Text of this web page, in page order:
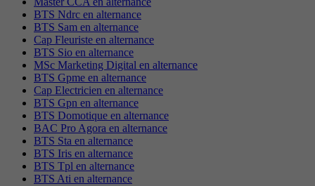
BTS Ndrc en alternance
BTS Sam en alternance
Cap Fleuriste en alternance
BTS Sio en alternance
MSc Marketing Digital en alternance
BTS Gpme en alternance
Cap Electricien en alternance
BTS Gpn en alternance
BTS Domotique en alternance
BAC Pro Agora en alternance
BTS Sta en alternance
BTS Iris en alternance
BTS Tpl en alternance
BTS Ati en alternance